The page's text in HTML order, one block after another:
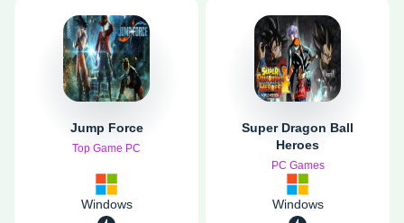
Jump Force
Top Game PC
Windows
Super Dragon Ball
Heroes
PC Games
Windows